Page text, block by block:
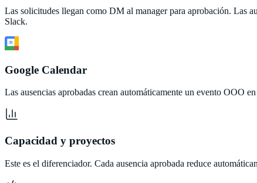
Las solicitudes llegan como DM al manager para aprobación. Las
Slack.
31
Google Calendar
Las ausencias aprobadas crean automáticamente un evento OOO
Capacidad y proyectos
Este es el diferenciador. Cada ausencia aprobada reduce